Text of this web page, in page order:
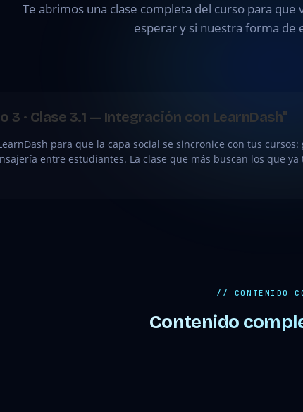
Te abrimos una clase completa del curso para
esperar y si nuestra forma de
3 · Clase 3.1 — Integración con LearnDash"
para que la capa social se sincronice con tus
entre estudiantes. La clase que más buscan los que
// CONTENIDO
Contenido